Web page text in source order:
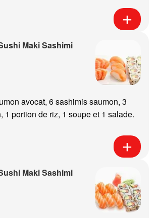
Maki Sashimi
avocat, 6 sashimis saumon, 3
1 portion de riz, 1 soupe et 1 salade.
Maki Sashimi